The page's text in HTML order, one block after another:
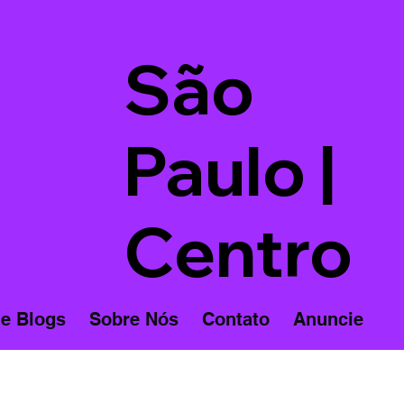
São
Paulo |
Centro
Blogs Sobre Nós Contato Anuncie